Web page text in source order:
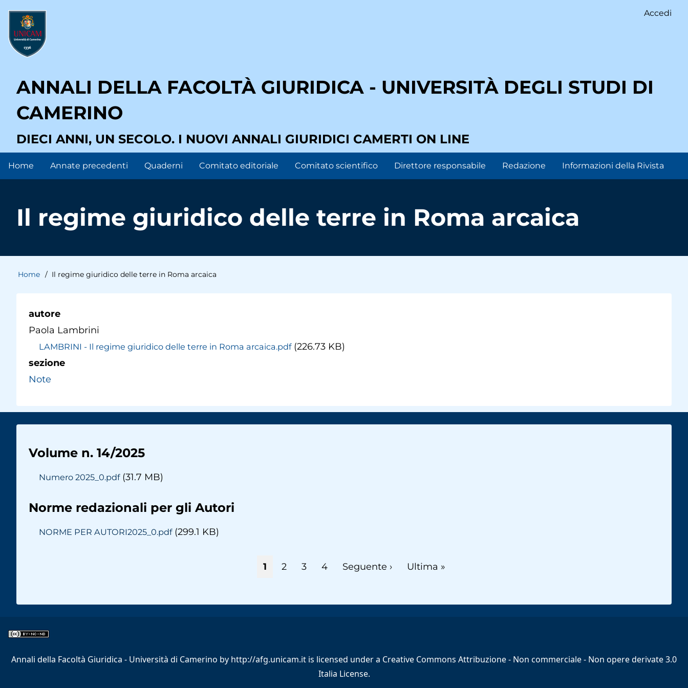
Salta
contenuto
principale
User
account
Accedi
ANNALI DELLA FACOLTÀ GIURIDICA - UNIVERSITÀ DEGLI STUDI DI
CAMERINO
DIECI ANNI, UN SECOLO. I NUOVI ANNALI GIURIDICI CAMERTI ON LINE
Main
Home Annate precedenti Quaderni Comitato editoriale Comitato scientifico Direttore responsabile Redazione Informazioni della Rivista
Il regime giuridico delle terre in Roma arcaica
Briciole
pane
Home Il regime giuridico delle terre in Roma arcaica
autore
Paola Lambrini
LAMBRINI - Il regime giuridico delle terre in Roma arcaica.pdf (226.73 KB)
sezione
Note
Volume n. 14/2025
Numero 2025_0.pdf (31.7 MB)
Norme redazionali per gli Autori
NORME PER AUTORI2025_0.pdf (299.1 KB)
Pagina
1 Page
2 Page
3 Page
4
Pagina
Seguente ›
Ultima
Ultima »
Annali della Facoltà Giuridica - Università di Camerino by http://afg.unicam.it is licensed under a Creative Commons Attribuzione - Non commerciale - Non opere derivate 3.0
Italia License.